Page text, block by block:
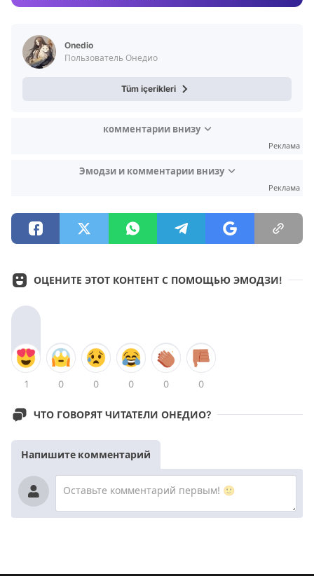
Onedio
Пользователь Онедио
Tüm içerikleri
комментарии внизу
Реклама
Эмодзи и комментарии внизу
Реклама
ОЦЕНИТЕ ЭТОТ КОНТЕНТ С ПОМОЩЬЮ ЭМОДЗИ!
1 0 0 0 0 0
ЧТО ГОВОРЯТ ЧИТАТЕЛИ ОНЕДИО?
Напишите комментарий